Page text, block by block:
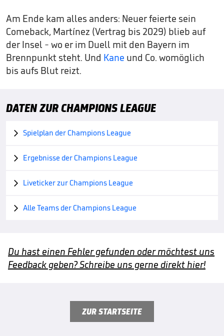
Am Ende kam alles anders: Neuer feierte sein
Comeback, Martínez (Vertrag bis 2029) blieb auf
der Insel - wo er im Duell mit den Bayern im
Brennpunkt steht. Und Kane und Co. womöglich
bis aufs Blut reizt.
DATEN ZUR CHAMPIONS LEAGUE
 Spielplan der Champions League
 Ergebnisse der Champions League
 Liveticker zur Champions League
 Alle Teams der Champions League
Du hast einen Fehler gefunden oder möchtest uns
Feedback geben? Schreibe uns gerne direkt hier!
ZUR STARTSEITE